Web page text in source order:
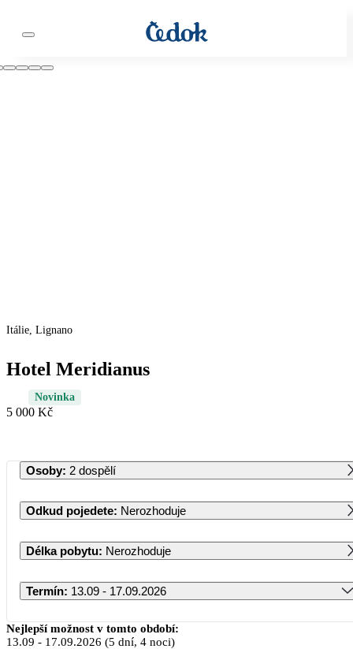
Itálie, Lignano
Hotel Meridianus
Novinka
5 000 Kč
Osoby: 2 dospělí
Odkud pojedete: Nerozhoduje
Délka pobytu: Nerozhoduje
Termín: 13.09 - 17.09.2026
Září 2026
Nejlepší možnost v tomto období:
13.09 - 17.09.2026 (5 dní, 4 noci)